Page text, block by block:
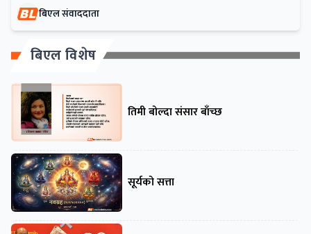
बिएल संवाददाता
बिएल विशेष
तिमी बोल्दा संसार बाँच्छ
सूर्यको सत्ता